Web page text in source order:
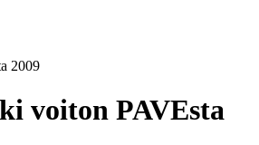
2009
voiton PAVEsta